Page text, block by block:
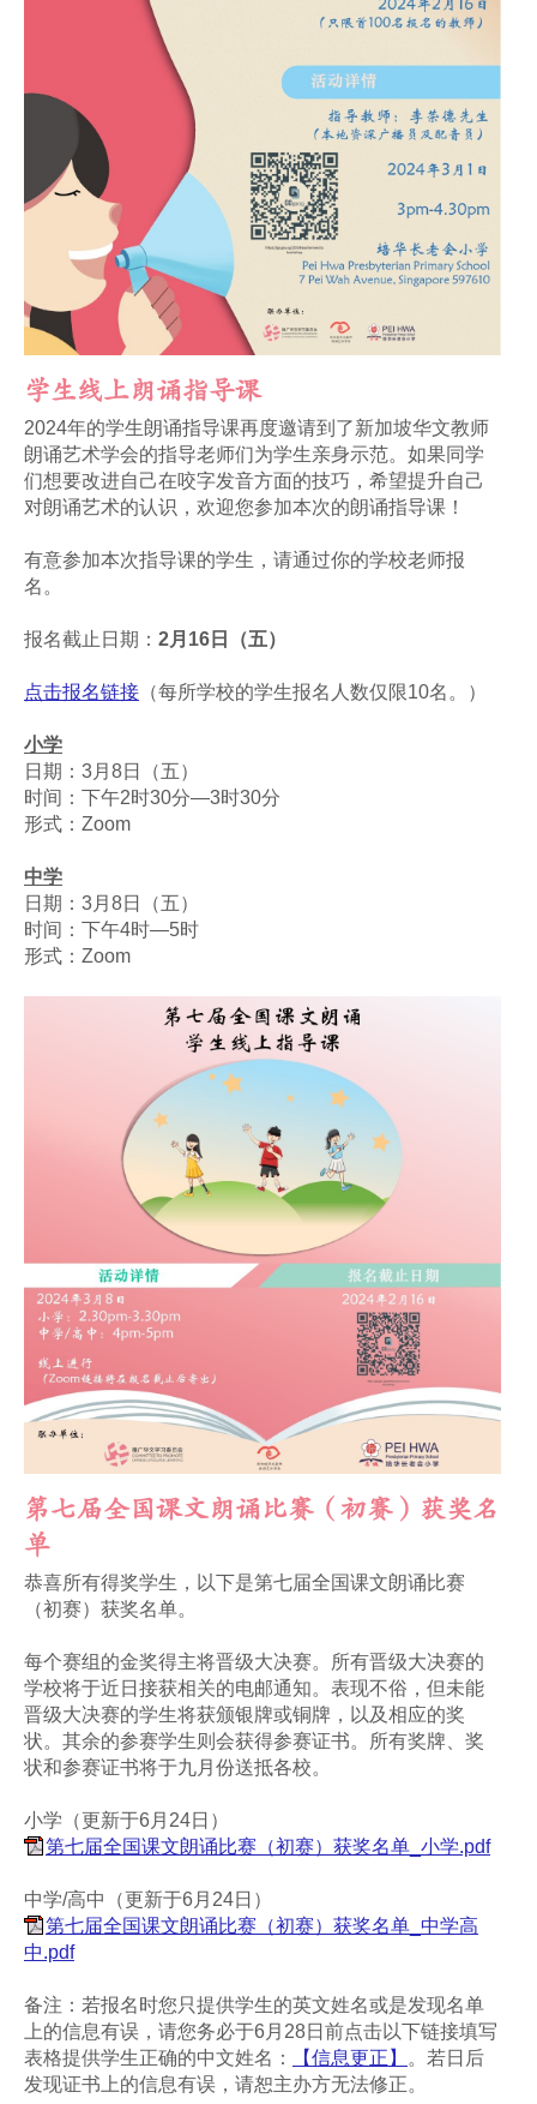
学生线上朗诵指导课
2024年的学生朗诵指导课再度邀请到了新加坡华文教师
朗诵艺术学会的指导老师们为学生亲身示范。如果同学
们想要改进自己在咬字发音方面的技巧，希望提升自己
对朗诵艺术的认识，欢迎您参加本次的朗诵指导课！
有意参加本次指导课的学生，请通过你的学校老师报
名。
报名截止日期： 2月16日（五）
点击报名链接 （每所学校的学生报名人数仅限10名。）
小学
日期：3月8日（五）
时间：下午2时30分—3时30分
形式：Zoom
中学
日期：3月8日（五）
时间：下午4时—5时
形式：Zoom
第七届全国课文朗诵比赛（初赛）获奖名
单
恭喜所有得奖学生，以下是第七届全国课文朗诵比赛
（初赛）获奖名单。
每个赛组的金奖得主将晋级大决赛。所有晋级大决赛的
学校将于近日接获相关的电邮通知。表现不俗，但未能
晋级大决赛的学生将获颁银牌或铜牌，以及相应的奖
状。其余的参赛学生则会获得参赛证书。所有奖牌、奖
状和参赛证书将于九月份送抵各校。
小学（更新于6月24日）
第七届全国课文朗诵比赛（初赛）获奖名单_小学.pdf
中学/高中（更新于6月24日）
第七届全国课文朗诵比赛（初赛）获奖名单_中学高
中.pdf
备注：若报名时您只提供学生的英文姓名或是发现名单
上的信息有误，请您务必于6月28日前点击以下链接填写
表格提供学生正确的中文姓名：
【信息更正】
。若日后
发现证书上的信息有误，请恕主办方无法修正。